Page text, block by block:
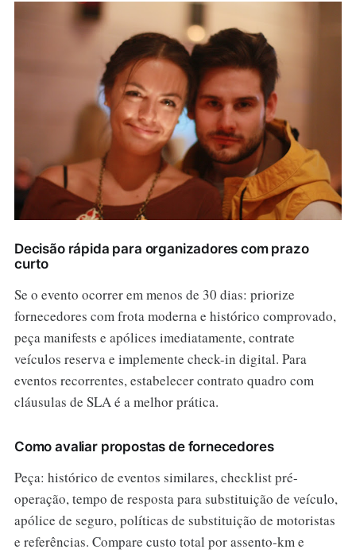
Decisão rápida para organizadores com prazo
curto
Se o evento ocorrer em menos de 30 dias: priorize
fornecedores com frota moderna e histórico comprovado,
peça manifests e apólices imediatamente, contrate
veículos reserva e implemente check-in digital. Para
eventos recorrentes, estabelecer contrato quadro com
cláusulas de SLA é a melhor prática.
Como avaliar propostas de fornecedores
Peça: histórico de eventos similares, checklist pré-
operação, tempo de resposta para substituição de veículo,
apólice de seguro, políticas de substituição de motoristas
e referências. Compare custo total por assento-km e